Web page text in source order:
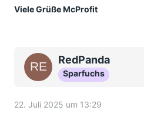
Viele Grüße McProfit
RedPanda
Sparfuchs
22. Juli 2025 um 13:29